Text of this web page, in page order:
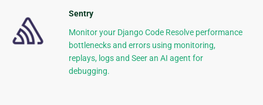
Sentry
Monitor your Django Code Resolve performance
bottlenecks and errors using monitoring,
replays, logs and Seer an AI agent for
debugging.